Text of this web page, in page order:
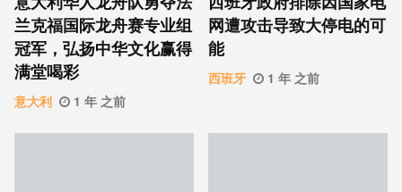
兰克福国际龙舟赛专业组
冠军，弘扬中华文化赢得
满堂喝彩
意大利 1 年 之前
网遭攻击导致大停电的可
能
西班牙 1 年 之前